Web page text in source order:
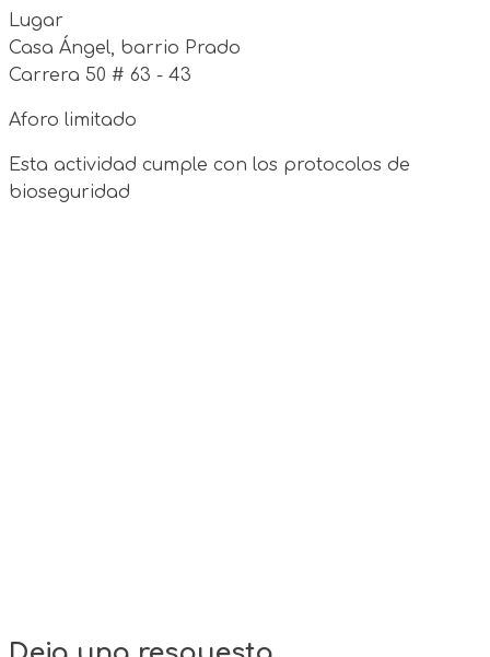
Lugar
Casa Ángel, barrio Prado
Carrera 50 # 63 - 43
Aforo limitado
Esta actividad cumple con los protocolos de
bioseguridad